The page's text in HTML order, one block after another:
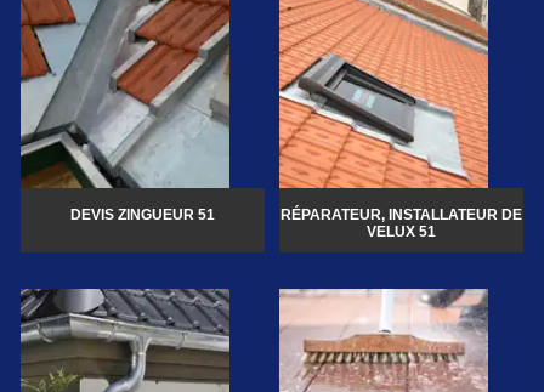
DEVIS ZINGUEUR 51
RÉPARATEUR, INSTALLATEUR DE
VELUX 51